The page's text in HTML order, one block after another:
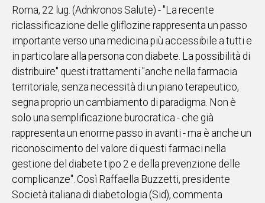
ALTRE
NOTIZIE
POLITICA
IN
ITALIA
NEL
MONDO
SPORT
EVENTI
STORIE
VIDEO
Roma, 22 lug. (Adnkronos Salute) - "La recente
riclassificazione delle gliflozine rappresenta un passo
importante verso una medicina più accessibile a tutti e
in particolare alla persona con diabete. La possibilità di
distribuire" questi trattamenti "anche nella farmacia
territoriale, senza necessità di un piano terapeutico,
segna proprio un cambiamento di paradigma. Non è
solo una semplificazione burocratica - che già
rappresenta un enorme passo in avanti - ma è anche un
riconoscimento del valore di questi farmaci nella
gestione del diabete tipo 2 e della prevenzione delle
complicanze". Così Raffaella Buzzetti, presidente
Società italiana di diabetologia (Sid), commenta